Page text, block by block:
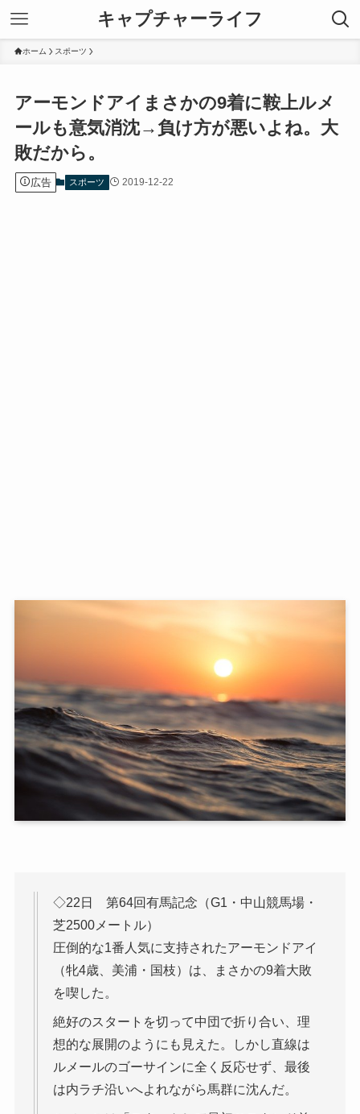
キャプチャーライフ
ホーム スポーツ
アーモンドアイまさかの9着に鞍上ルメ
ールも意気消沈→負け方が悪いよね。大
敗だから。
広告 スポーツ 2019-12-22
◇22日 第64回有馬記念（G1・中山競馬場・
芝2500メートル）
圧倒的な1番人気に支持されたアーモンドアイ
（牝4歳、美浦・国枝）は、まさかの9着大敗
を喫した。
絶好のスタートを切って中団で折り合い、理
想的な展開のようにも見えた。しかし直線は
ルメールのゴーサインに全く反応せず、最後
は内ラチ沿いへよれながら馬群に沈んだ。